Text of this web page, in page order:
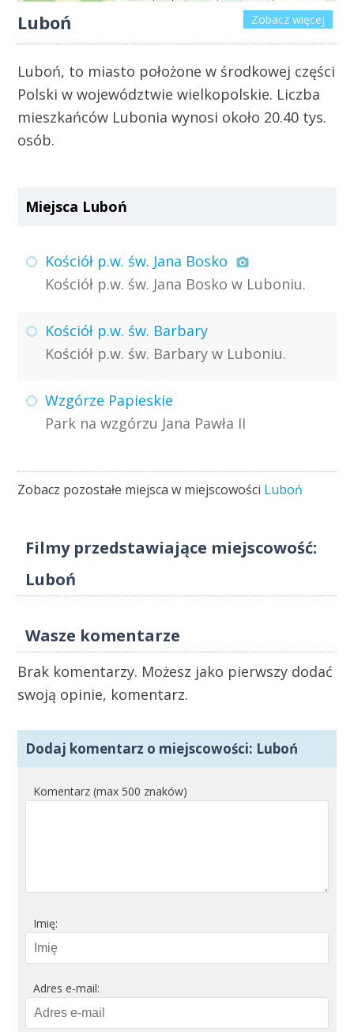
Zobacz więcej
Luboń
Luboń, to miasto położone w środkowej części
Polski w województwie wielkopolskie. Liczba
mieszkańców Lubonia wynosi około 20.40 tys.
osób.
Miejsca Luboń
Kościół p.w. św. Jana Bosko
Kościół p.w. św. Jana Bosko w Luboniu.
Kościół p.w. św. Barbary
Kościół p.w. św. Barbary w Luboniu.
Wzgórze Papieskie
Park na wzgórzu Jana Pawła II
Zobacz pozostałe miejsca w miejscowości Luboń
Filmy przedstawiające miejscowość:
Luboń
Wasze komentarze
Brak komentarzy. Możesz jako pierwszy dodać
swoją opinie, komentarz.
Dodaj komentarz o miejscowości: Luboń
Komentarz (max 500 znaków)
Imię:
Adres e-mail: